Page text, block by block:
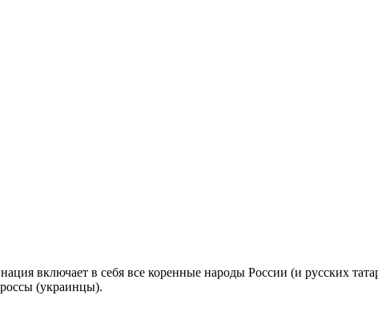
включает в себя все коренные народы России (и русских
(украинцы).